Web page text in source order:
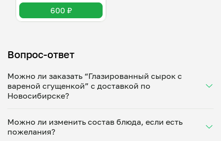
600 ₽
Вопрос-ответ
Можно ли заказать “Глазированный сырок с
вареной сгущенкой” с доставкой по
Новосибирске?
Укажите удобное время — и получите свежее
домашнее блюдо в большой порции прямо с плиты.
Можно ли изменить состав блюда, если есть
пожелания?